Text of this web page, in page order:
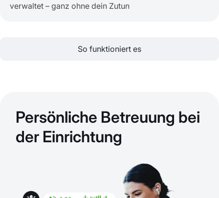
verwaltet – ganz ohne dein Zutun
So funktioniert es
Persönliche Betreuung bei
der Einrichtung